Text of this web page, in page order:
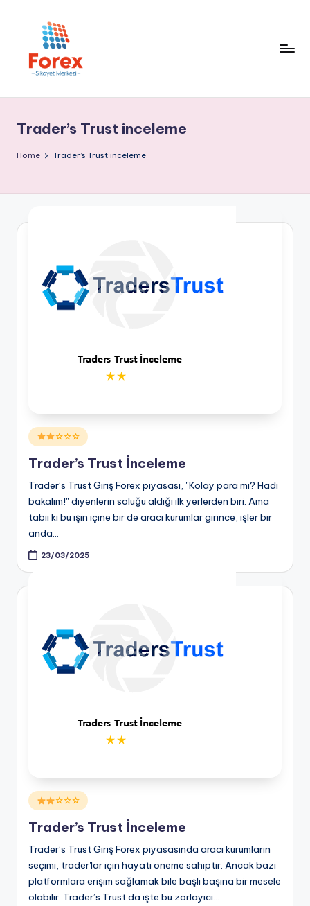
Trader’s Trust inceleme
Home Trader’s Trust inceleme
Posted
in
☆☆☆
Trader’s Trust İnceleme
Trader’s Trust Giriş Forex piyasası, "Kolay para mı? Hadi
bakalım!" diyenlerin soluğu aldığı ilk yerlerden biri. Ama
tabii ki bu işin içine bir de aracı kurumlar girince, işler bir
anda…
23/03/2025
Posted
in
☆☆☆
Trader’s Trust İnceleme
Trader’s Trust Giriş Forex piyasasında aracı kurumların
seçimi, trader'lar için hayati öneme sahiptir. Ancak bazı
platformlara erişim sağlamak bile başlı başına bir mesele
olabilir. Trader’s Trust da işte bu zorlayıcı…